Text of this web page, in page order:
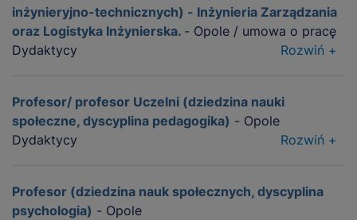
inżynieryjno-technicznych) - Inżynieria Zarządzania
oraz Logistyka Inżynierska. - Opole / umowa o pracę
Dydaktycy
Rozwiń +
Profesor/ profesor Uczelni (dziedzina nauki
społeczne, dyscyplina pedagogika) - Opole
Dydaktycy
Rozwiń +
Profesor (dziedzina nauk społecznych, dyscyplina
psychologia) - Opole